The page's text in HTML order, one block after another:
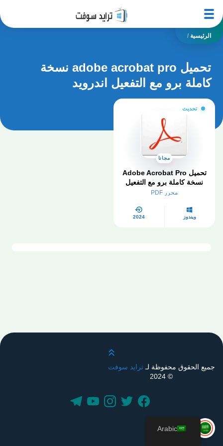
الرئيسية /
تحميل adobe acrobat pro نسخة
كاملة برو مع التفعيل اندرويد
تحديث
مجانا
تحميل Adobe Acrobat Pro
نسخة كاملة برو مع التفعيل
2024محرر PDF
ويندوز 2024
قم بالتمرير لأعلى
جميع الحقوق محفوظة لـترايد سوفت
© 2024
Arabic